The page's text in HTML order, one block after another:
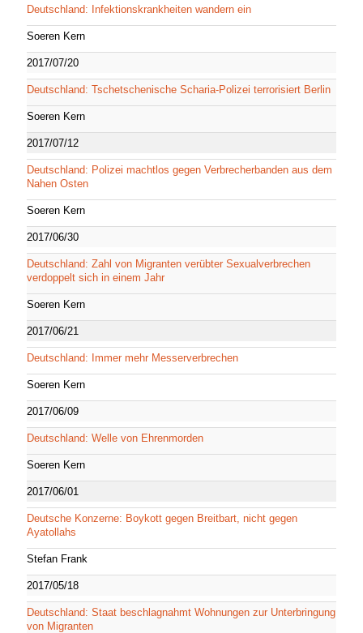
Deutschland: Infektionskrankheiten wandern ein
Soeren Kern
2017/07/20
Deutschland: Tschetschenische Scharia-Polizei terrorisiert Berlin
Soeren Kern
2017/07/12
Deutschland: Polizei machtlos gegen Verbrecherbanden aus dem
Nahen Osten
Soeren Kern
2017/06/30
Deutschland: Zahl von Migranten verübter Sexualverbrechen
verdoppelt sich in einem Jahr
Soeren Kern
2017/06/21
Deutschland: Immer mehr Messerverbrechen
Soeren Kern
2017/06/09
Deutschland: Welle von Ehrenmorden
Soeren Kern
2017/06/01
Deutsche Konzerne: Boykott gegen Breitbart, nicht gegen
Ayatollahs
Stefan Frank
2017/05/18
Deutschland: Staat beschlagnahmt Wohnungen zur Unterbringung
von Migranten